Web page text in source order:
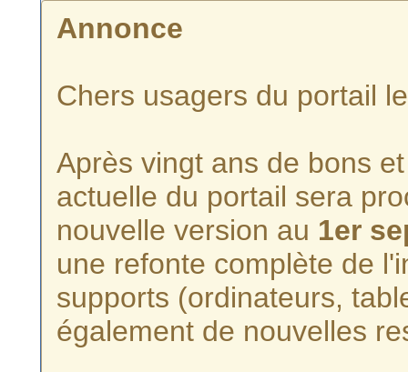
Annonce
Chers usagers du portail
Après vingt ans de bons
actuelle du portail sera
nouvelle version au 1er
une refonte complète de
supports (ordinateurs,
également de nouvelles